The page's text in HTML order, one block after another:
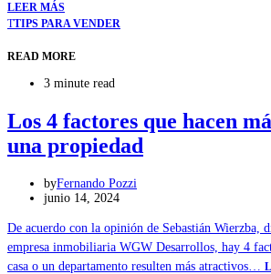
LEER MÁS
TTIPS PARA VENDER
READ MORE
3 minute read
Los 4 factores que hacen
una propiedad
byFernando Pozzi
junio 14, 2024
De acuerdo con la opinión de Sebastián Wierzba,
empresa inmobiliaria WGW Desarrollos, hay 4
casa o un departamento resulten más atractivos…